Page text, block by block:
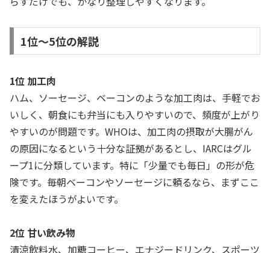
1位〜5位の解説
1位 加工肉
ハム、ソーセージ、ベーコンのような加工肉は、手軽でお
いしく、朝食にも弁当にも入りやすいので、頻度が上がり
やすいのが問題です。WHOは、加工肉の摂取が大腸がん
の原因になるという十分な証拠があるとし、IARCはグル
ープ1に分類しています。特に「少量でも毎日」の形が危
険です。毎朝ベーコンやソーセージに頼るなら、まずここ
を変えたほうがよいです。
2位 甘い飲み物
清涼飲料水、加糖コーヒー、エナジードリンク、スポーツ